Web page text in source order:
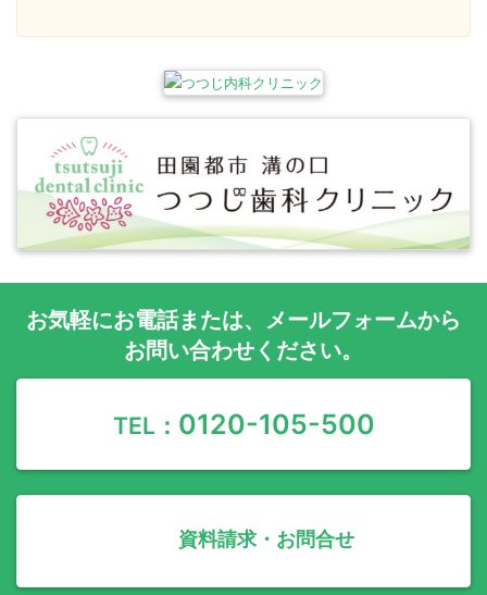
お気軽にお電話または、 メールフォームから
お問い合わせください。
TEL： 0120-105-500
資料請求・お問合せ